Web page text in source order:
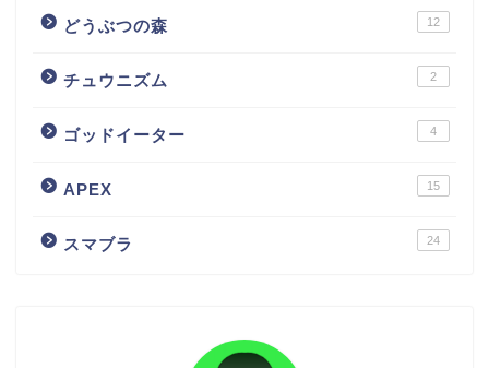
どうぶつの森 12
チュウニズム 2
ゴッドイーター 4
APEX 15
スマブラ 24